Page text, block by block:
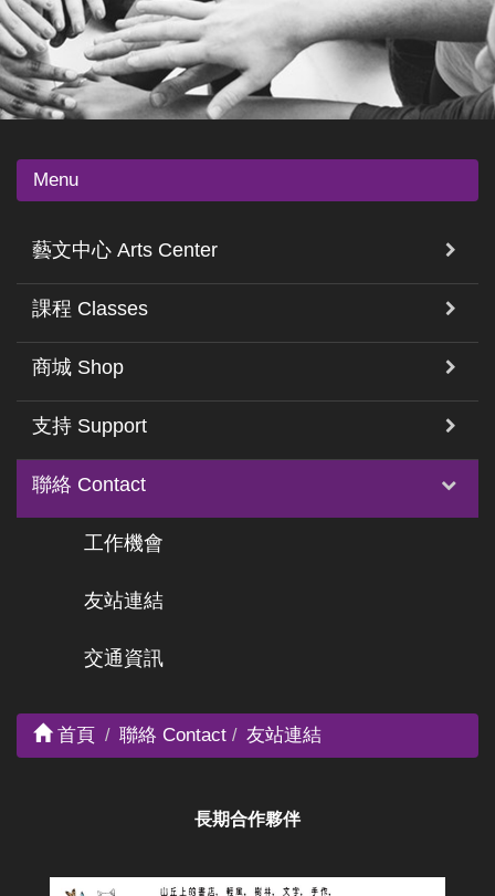
Menu
藝文中心 Arts Center
課程 Classes
商城 Shop
支持 Support
聯絡 Contact
工作機會
友站連結
交通資訊
首頁 聯絡 Contact 友站連結
長期合作夥伴